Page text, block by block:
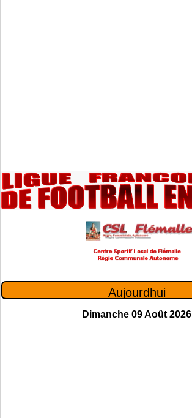
Aujourdhui
Dimanche 09 Août 2026